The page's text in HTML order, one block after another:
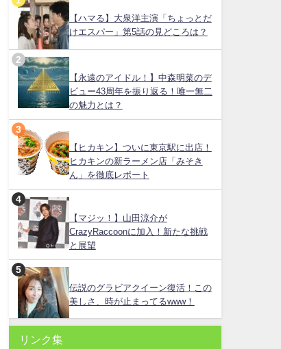
【ハマる】大泉洋主演「ちょっとだ
けエスパー」第5話の見どころは？
【永遠のアイドル！】中森明菜のデ
ビュー43周年を振り返る！唯一無二
の魅力とは？
【ヒカキン】ついに東京駅に出店！
ヒカキンの新ラーメン店「みそき
ん」を徹底レポート
【マジッ！】山田涼介が
CrazyRaccoonに加入！新たな挑戦
と展望
伝説のグラビアクイーン復活！この
美しさ、時が止まってるwww！
リンク集